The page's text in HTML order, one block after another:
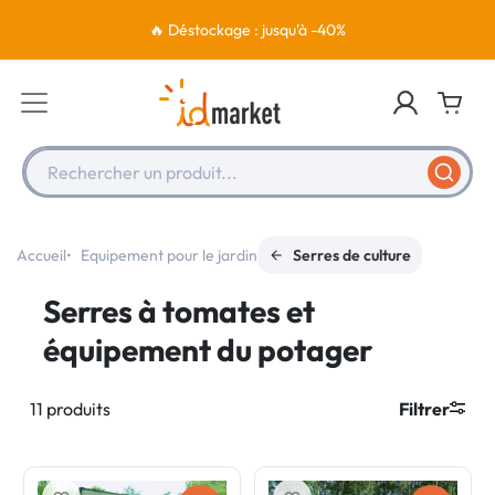
🔥 Déstockage : jusqu'à -40%
Rechercher un produit...
Accueil Equipement pour le jardin Serres de culture
Serres à tomates et
équipement du potager
11 produits Filtrer